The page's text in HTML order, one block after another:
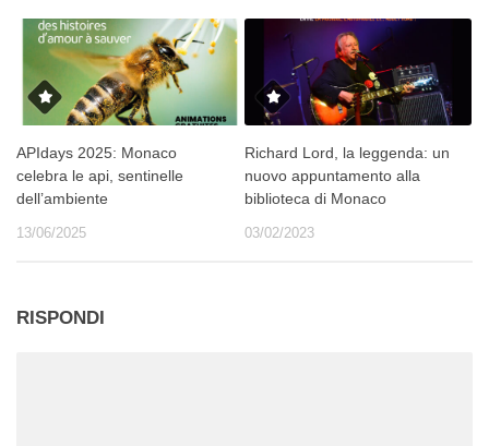
APIdays 2025: Monaco
celebra le api, sentinelle
dell’ambiente
13/06/2025
Richard Lord, la leggenda: un
nuovo appuntamento alla
biblioteca di Monaco
03/02/2023
RISPONDI